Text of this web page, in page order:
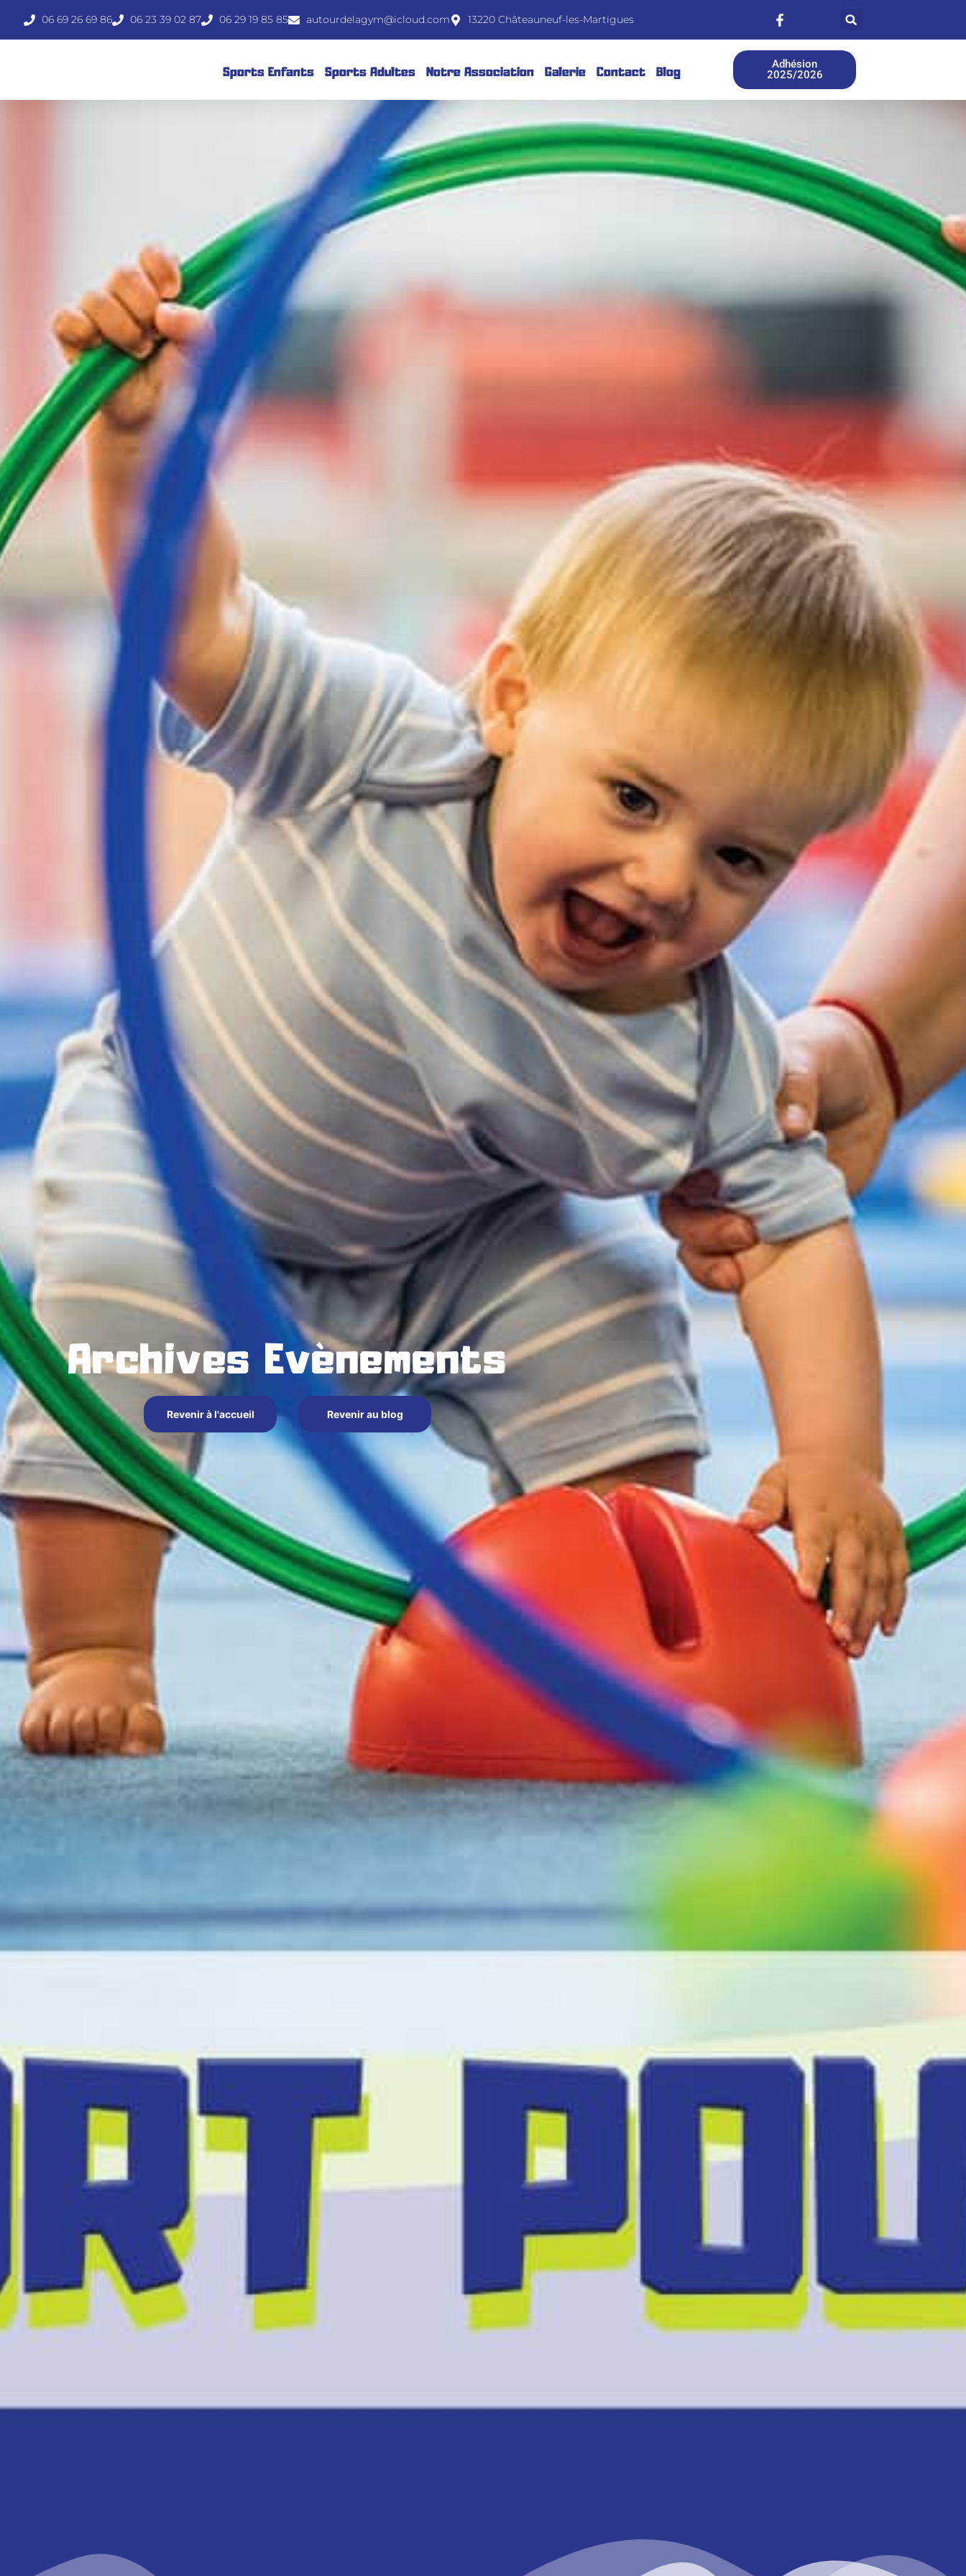
06 69 26 69 86 06 23 39 02 87 06 29 19 85 85 autourdelagym@icloud.com 13220 Châteauneuf-les-Martigues
Sports Enfants Sports Adultes Notre Association Galerie Contact Blog
Adhésion
2025/2026
Archives Evènements
Revenir à l'accueil Revenir au blog